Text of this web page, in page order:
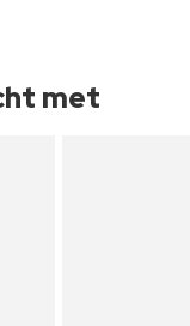
met